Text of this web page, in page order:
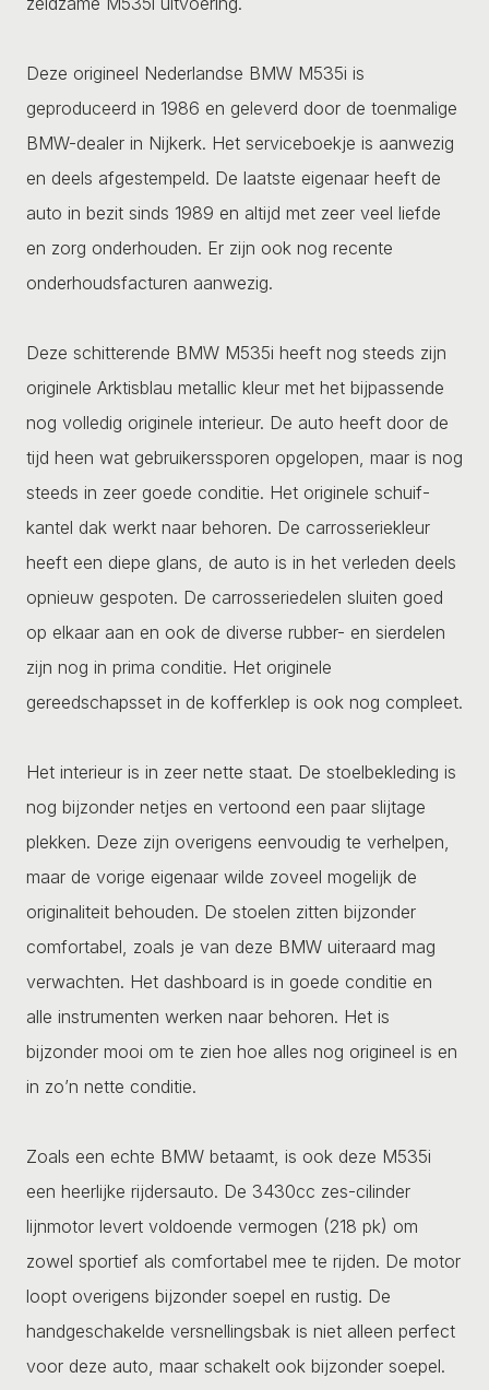
Deze origineel Nederlandse BMW M535i is
geproduceerd in 1986 en geleverd door de toenmalige
BMW-dealer in Nijkerk. Het serviceboekje is aanwezig
en deels afgestempeld. De laatste eigenaar heeft de
auto in bezit sinds 1989 en altijd met zeer veel liefde
en zorg onderhouden. Er zijn ook nog recente
onderhoudsfacturen aanwezig.
Deze schitterende BMW M535i heeft nog steeds zijn
originele Arktisblau metallic kleur met het bijpassende
nog volledig originele interieur. De auto heeft door de
tijd heen wat gebruikerssporen opgelopen, maar is nog
steeds in zeer goede conditie. Het originele schuif-
kantel dak werkt naar behoren. De carrosseriekleur
heeft een diepe glans, de auto is in het verleden deels
opnieuw gespoten. De carrosseriedelen sluiten goed
op elkaar aan en ook de diverse rubber- en sierdelen
zijn nog in prima conditie. Het originele
gereedschapsset in de kofferklep is ook nog compleet.
Het interieur is in zeer nette staat. De stoelbekleding is
nog bijzonder netjes en vertoond een paar slijtage
plekken. Deze zijn overigens eenvoudig te verhelpen,
maar de vorige eigenaar wilde zoveel mogelijk de
originaliteit behouden. De stoelen zitten bijzonder
comfortabel, zoals je van deze BMW uiteraard mag
verwachten. Het dashboard is in goede conditie en
alle instrumenten werken naar behoren. Het is
bijzonder mooi om te zien hoe alles nog origineel is en
in zo’n nette conditie.
Zoals een echte BMW betaamt, is ook deze M535i
een heerlijke rijdersauto. De 3430cc zes-cilinder
lijnmotor levert voldoende vermogen (218 pk) om
zowel sportief als comfortabel mee te rijden. De motor
loopt overigens bijzonder soepel en rustig. De
handgeschakelde versnellingsbak is niet alleen perfect
voor deze auto, maar schakelt ook bijzonder soepel.